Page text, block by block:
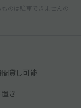
のは駐車できませんの
間貸し可能
き